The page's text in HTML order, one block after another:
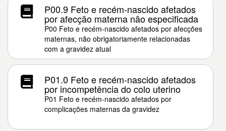
P00.9 Feto e recém-nascido afetados
por afecção materna não especificada
P00 Feto e recém-nascido afetados por afecções
maternas, não obrigatoriamente relacionadas
com a gravidez atual
P01.0 Feto e recém-nascido afetados
por incompetência do colo uterino
P01 Feto e recém-nascido afetados por
complicações maternas da gravidez